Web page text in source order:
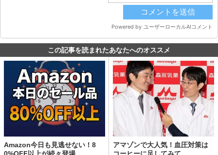
この記事を読まれたあなたへのオススメ
Amazon今日も見逃せない！8
アマゾンで大人気！血圧対策は